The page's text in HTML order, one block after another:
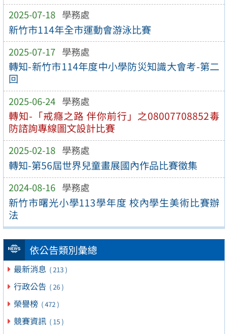
2025-07-18 學務處
新竹市114年全市運動會游泳比賽
2025-07-17 學務處
轉知-新竹市114年度中小學防災知識大會考-第二
回
2025-06-24 學務處
轉知-「戒癮之路 伴你前行」之08007708852毒
防諮詢專線圖文設計比賽
2025-02-18 學務處
轉知-第56屆世界兒童畫展國內作品比賽徵集
2024-08-16 學務處
新竹市曙光小學113學年度 校內學生美術比賽辦
法
依公告類別彙總
最新消息 ( 213 )
行政公告 ( 26 )
榮譽榜 ( 472 )
競賽資訊 ( 15 )